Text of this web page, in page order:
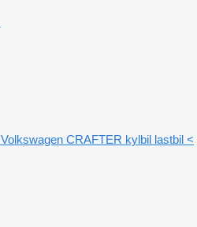
Volkswagen CRAFTER kylbil lastbil <